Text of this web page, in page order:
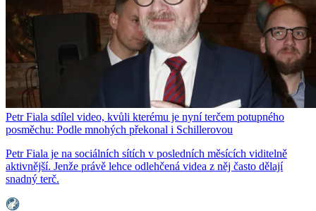
Petr Fiala sdílel video, kvůli kterému je nyní terčem potupného
posměchu: Podle mnohých překonal i Schillerovou
Petr Fiala je na sociálních sítích v posledních měsících viditelně
aktivnější. Jenže právě lehce odlehčená videa z něj často dělají
snadný terč.